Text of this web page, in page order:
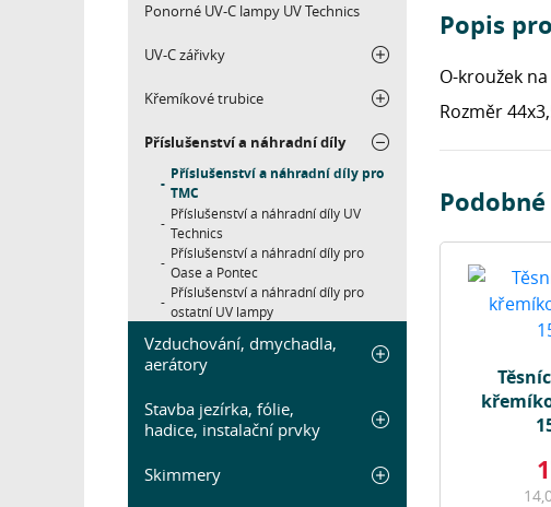
Ponorné UV-C lampy UV Technics
UV-C zářivky
Křemíkové trubice
Příslušenství a náhradní díly
Příslušenství a náhradní díly pro
TMC
Příslušenství a náhradní díly UV
Technics
Příslušenství a náhradní díly pro
Oase a Pontec
Příslušenství a náhradní díly pro
ostatní UV lampy
Vzduchování, dmychadla,
aerátory
Stavba jezírka, fólie,
hadice, instalační prvky
Skimmery
Popis
O-kroužek
Rozměr